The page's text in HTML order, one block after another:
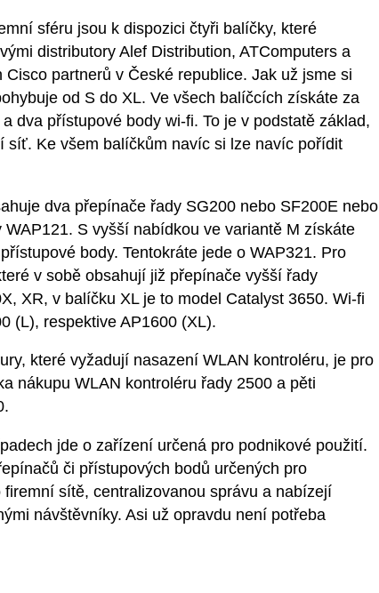
sféru jsou k dispozici čtyři balíčky, které
distributory Alef Distribution, ATComputers a
partnerů v České republice. Jak už jsme si
od S do XL. Ve všech balíčcích získáte za
dva přístupové body wi-fi. To je v podstatě základ,
síť. Ke všem balíčkům navíc si lze navíc pořídit
dva přepínače řady SG200 nebo SF200E nebo
S vyšší nabídkou ve variantě M získáte
body. Tentokráte jede o WAP321. Pro
v sobě obsahují již přepínače vyšší řady
XR, v balíčku XL je to model Catalyst 3650. Wi-fi
(L), respektive AP1600 (XL).
které vyžadují nasazení WLAN kontroléru, je pro
nákupu WLAN kontroléru řady 2500 a pěti
jde o zařízení určená pro podnikové použití.
či přístupových bodů určených pro
sítě, centralizovanou správu a nabízejí
návštěvníky. Asi už opravdu není potřeba